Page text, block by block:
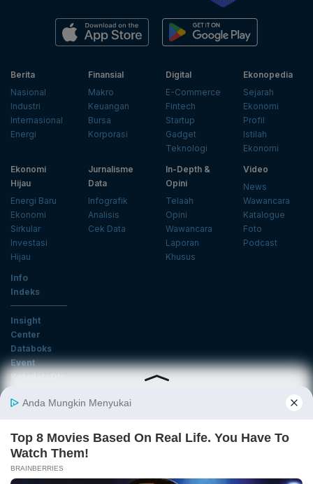
Berita
Nasional
Industri
Internasional
Energi
Finansial
Makro
Keuangan
Bursa
Korporasi
Digital
E-Commerce
Fintech
Startup
Gadget
Teknologi
Ekonopedia
Sejarah
Ekonomi
Profil
Istilah
Ekonomi
Ekonomi
Hijau
Energi Baru
Ekonomi
Sirkular
Investasi
Hijau
Jurnalisme
Data
Infografik
Analisis
Cek Data
In-Depth &
Opini
Telaah
Opini
Wawancara
Laporan
Khusus
Video
News
Wawancara
Katalogue
Foto
Podcast
Info
Indeks
Insight
Center
Databoks
Event
KatadataOto
Email
Daftar